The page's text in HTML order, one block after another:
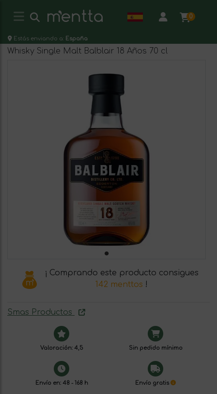
0
Estás enviando a: España
Whisky Single Malt Balblair 18 Años 70 cl
¡ Comprando este producto consigues
142 menttos !
Smas Productos
Valoración: 4,5 Sin pedido mínimo
Envío en: 48 - 168 h Envío gratis